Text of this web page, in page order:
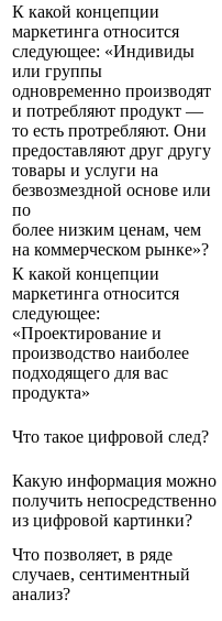
К какой концепции
маркетинга относится
следующее: «Индивиды
или группы
одновременно производят
и потребляют продукт —
то есть протребляют. Они
предоставляют друг другу
товары и услуги на
безвозмездной основе или
по
более низким ценам, чем
на коммерческом рынке»?
К какой концепции
маркетинга относится
следующее:
«Проектирование и
производство наиболее
подходящего для вас
продукта»
Что такое цифровой след?
Какую информация можно
получить непосредственно
из цифровой картинки?
Что позволяет, в ряде
случаев, сентиментный
анализ?